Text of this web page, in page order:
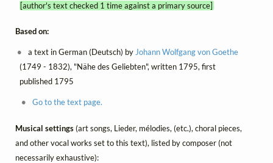
[author's text checked 1 time against a primary source]
Based on:
a text in German (Deutsch) byJohann Wolfgang von Goethe
(1749 - 1832), "Nähe des Geliebten", written 1795, first
published 1795
Go to the text page.
Musical settings(art songs, Lieder, mélodies, (etc.), choral pieces,
and other vocal works set to this text), listed by composer (not
necessarily exhaustive):